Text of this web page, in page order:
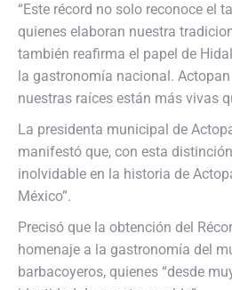
“Este récord no solo reconoce el
quienes elaboran nuestra
también reafirma el papel de
la gastronomía nacional.
nuestras raíces están más vivas
La presidenta municipal de
manifestó que, con esta
inolvidable en la historia de
México”.
Precisó que la obtención del
homenaje a la gastronomía del
barbacoyeros, quienes “desde